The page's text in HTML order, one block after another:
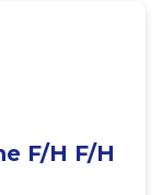
F/H F/H